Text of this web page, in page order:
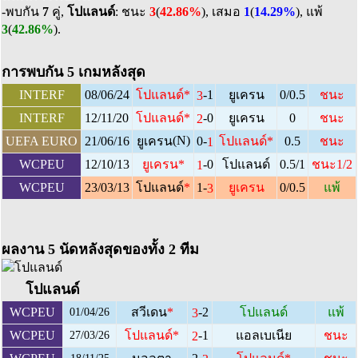
-พบกัน 7 คู่, โปแลนด์: ชนะ 3(42.86%), เสมอ 1(14.29%), แพ้
3(42.86%).
การพบกัน 5 เกมหลังสุด
INTERF 08/06/24 โปแลนด์* 3-1 ยูเครน 0/0.5
ชนะ
INTERF
12/11/20 โปแลนด์* 2-0 ยูเครน 0
ชนะ
UEFA EURO
21/06/16 ยูเครน(N) 0-1 โปแลนด์* 0.5
ชนะ
WCPEU
12/10/13 ยูเครน* 1-0 โปแลนด์ 0.5/1
ชนะ1/2
WCPEU
23/03/13 โปแลนด์* 1-3 ยูเครน 0/0.5 แพ้
ผลงาน 5 นัดหลังสุดของทั้ง 2 ทีม
โปแลนด์
WCPEU 01/04/26 สวีเดน* 3-2 โปแลนด์
แพ้
WCPEU
27/03/26 โปแลนด์* 2-1 แอลเบเนีย
ชนะ